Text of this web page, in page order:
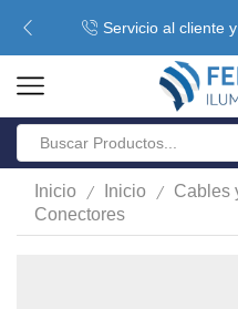
Servicio al cliente
Inicio / Inicio / Cables
Conectores